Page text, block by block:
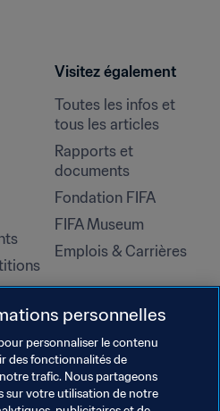
contre
Visitez également
Toutes les infos et
tous les articles
Rapports et
documents
Fondation FIFA
FIFA Museum
Emplois & Carrières
personnelles
personnaliser le contenu
des fonctionnalités de
trafic. Nous partageons
sur votre utilisation de notre